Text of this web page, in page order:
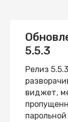
5.5.3
Релиз
виджет,